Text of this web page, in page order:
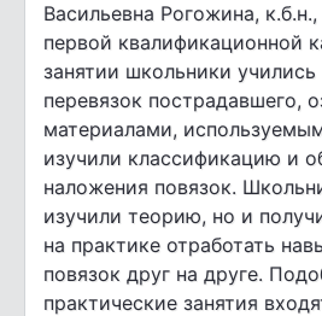
Васильевна Рогожина,
первой квалификационной
занятии школьники
перевязок пострадавшего,
материалами,
изучили классификацию и
наложения повязок.
изучили теорию, но и
на практике отработать
повязок друг на друге.
практические занятия